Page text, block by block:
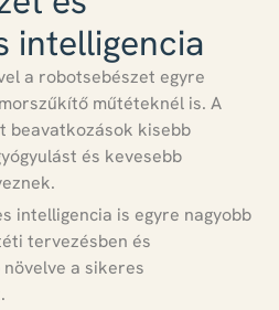
intelligencia
a robotsebészet egyre
műtéteknél is. A
beavatkozások kisebb
és kevesebb
intelligencia is egyre nagyobb
tervezésben és
növelve a sikeres